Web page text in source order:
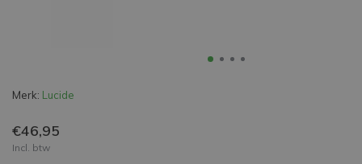
Merk: Lucide
€46,95
Incl. btw